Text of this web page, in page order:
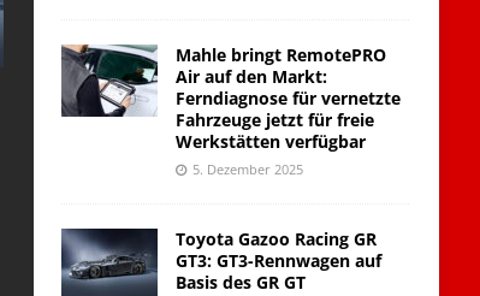
Mahle bringt RemotePRO
Air auf den Markt:
Ferndiagnose für vernetzte
Fahrzeuge jetzt für freie
Werkstätten verfügbar
5. Dezember 2025
Toyota Gazoo Racing GR
GT3: GT3-Rennwagen auf
Basis des GR GT